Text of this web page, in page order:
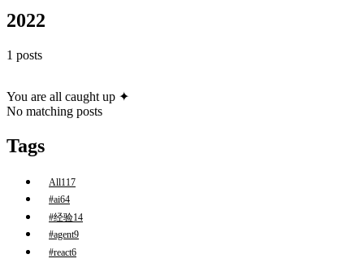
2022
1 posts
You are all caught up ✦
No matching posts
Tags
All117
#ai64
#经验14
#agent9
#react6